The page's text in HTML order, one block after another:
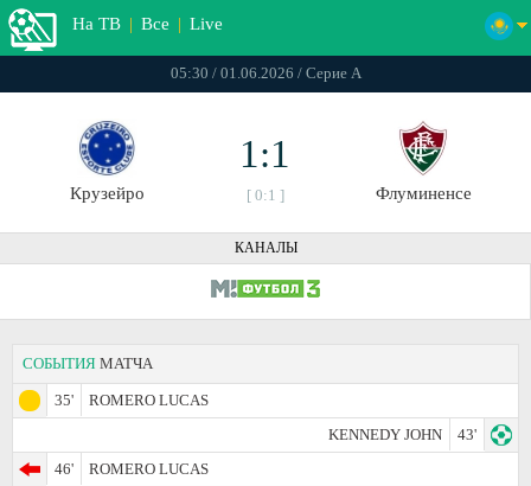
На ТВ | Все | Live
05:30 / 01.06.2026 / Серие А
Крузейро
1:1
[ 0:1 ] Флуминенсе
КАНАЛЫ
СОБЫТИЯ МАТЧА
35'
ROMERO LUCAS
KENNEDY JOHN
43'
46'
ROMERO LUCAS